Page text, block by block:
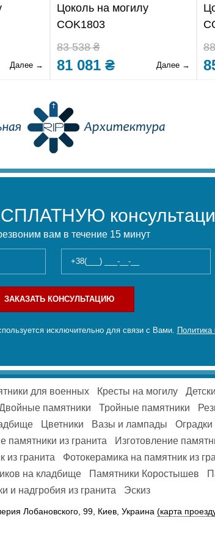
Далее →
Цоколь на могилу
COK1803
83 538 ₴
81 081 ₴ Далее →
вам в течение 15 минут
ЗАКАЗАТЬ КОНСУЛЬТАЦИЮ
исключительно для связи с Вами.
для военных Кресты на могилу
памятники Тройные памятники
Цветники Вазы и лампады
Оградки
памятники из гранита
Изготовление
из гранита Фотокерамика на памятник из
на кладбище Памятники Коростышев
и надгробия из гранита Эскиз
Лобановского, 99, Киев, Украина (карта